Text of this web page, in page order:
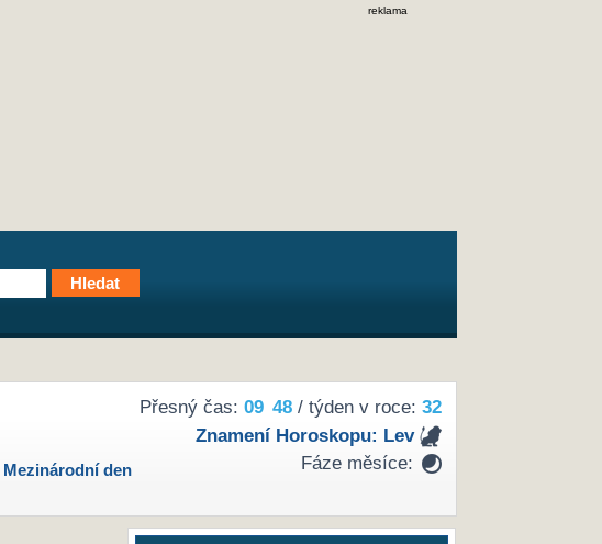
reklama
Přesný čas: 09 48/ týden v roce: 32
Znamení Horoskopu: Lev
Fáze měsíce:
Mezinárodní den